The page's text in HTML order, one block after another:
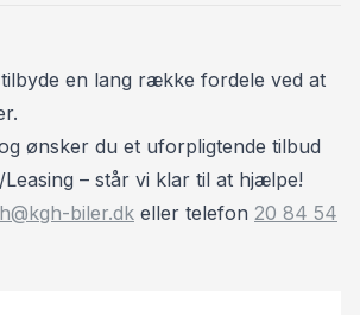
en lang række fordele ved at
ønsker du et uforpligtende tilbud
– står vi klar til at hjælpe!
biler.dk eller telefon 20 84 54